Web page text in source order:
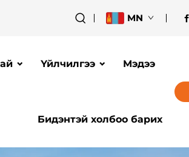
MN
Үйлчилгээ Мэдээ
Бидэнтэй холбоо барих